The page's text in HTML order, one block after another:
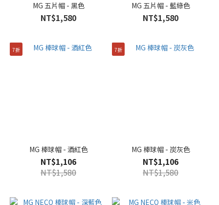
MG 五片帽 - 黑色
NT$1,580
MG 五片帽 - 藍綠色
NT$1,580
7折
MG 棒球帽 - 酒紅色
NT$1,106
NT$1,580
7折
MG 棒球帽 - 炭灰色
NT$1,106
NT$1,580